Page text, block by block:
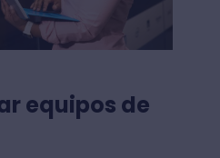
equipos de